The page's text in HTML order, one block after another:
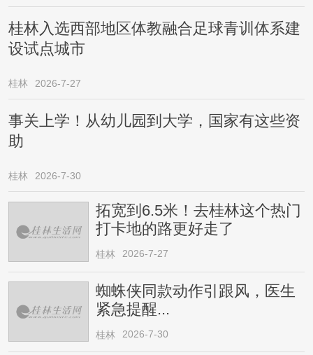
桂林入选西部地区体教融合足球青训体系建
设试点城市
桂林 2026-7-27
事关上学！从幼儿园到大学，国家有这些资
助
桂林 2026-7-30
拓宽到6.5米！去桂林这个热门
打卡地的路更好走了
桂林 2026-7-27
蜘蛛侠同款动作引跟风，医生
紧急提醒...
桂林 2026-7-30